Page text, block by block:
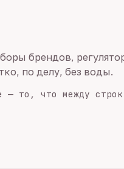
брендов,
по делу, без воды.
— то, что между